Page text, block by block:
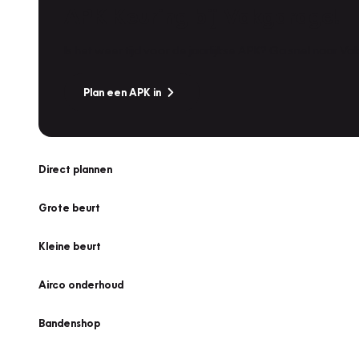
Plan een APK in
Direct plannen
Grote beurt
Kleine beurt
Airco onderhoud
Bandenshop